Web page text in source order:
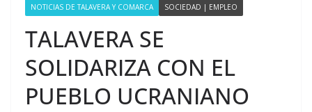
NOTICIAS DE TALAVERA Y COMARCA
SOCIEDAD | EMPLEO
TALAVERA SE
SOLIDARIZA CON EL
PUEBLO UCRANIANO